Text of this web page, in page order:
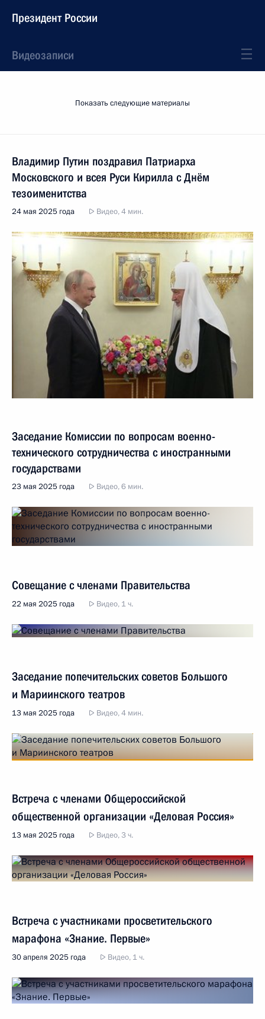
Президент России
Видеозаписи
Показать следующие материалы
Владимир Путин поздравил Патриарха
Московского и всея Руси Кирилла с Днём
тезоименитства
24 мая 2025 года Видео, 4 мин.
Заседание Комиссии по вопросам военно-
технического сотрудничества с иностранными
государствами
23 мая 2025 года Видео, 6 мин.
Совещание с членами Правительства
22 мая 2025 года Видео, 1 ч.
Заседание попечительских советов Большого
и Мариинского театров
13 мая 2025 года Видео, 4 мин.
Встреча с членами Общероссийской
общественной организации «Деловая Россия»
13 мая 2025 года Видео, 3 ч.
Встреча с участниками просветительского
марафона «Знание. Первые»
30 апреля 2025 года Видео, 1 ч.